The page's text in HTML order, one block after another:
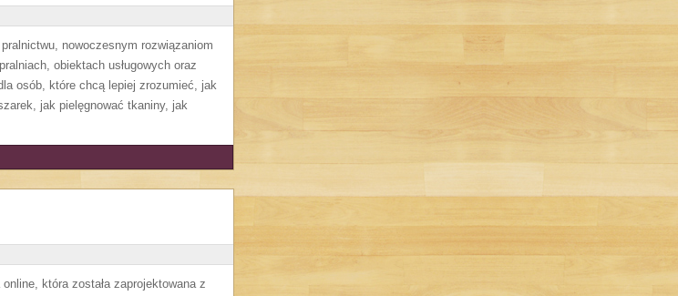
nowoczesnym rozwiązaniom
obiektach usługowych oraz
osób, które chcą lepiej zrozumieć, jak
jak pielęgnować tkaniny, jak
która została zaprojektowana z